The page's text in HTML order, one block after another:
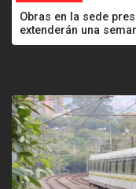
Obras en la sede
extenderán una